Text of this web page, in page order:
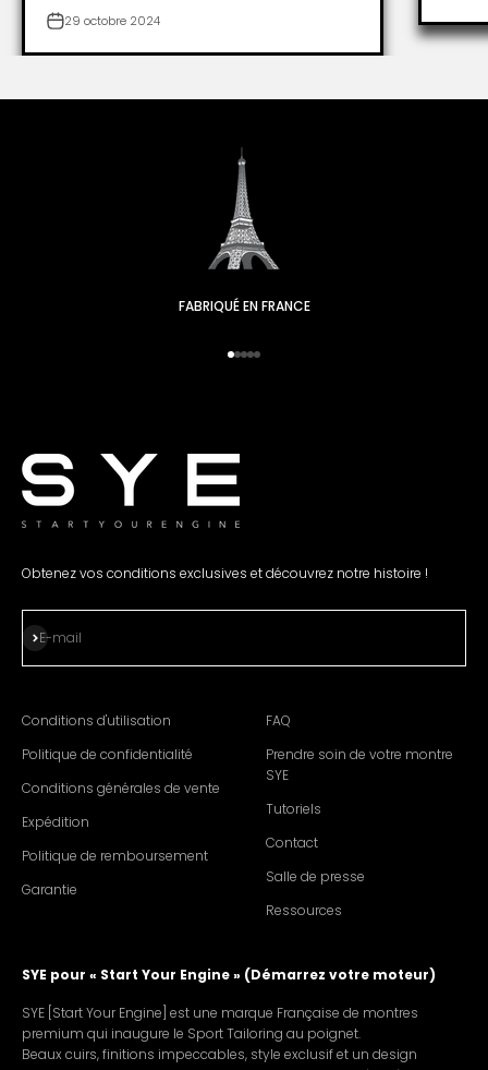
29 octobre 2024
FABRIQUÉ EN FRANCE
Aller à l'élément 1
Passez à l'élément 2
Passez à l'élément 3.
Passez à l'élément 4.
Passez à l'élément 5.
Obtenez vos conditions exclusives et découvrez notre histoire !
E-mail
S'abonner
Conditions d'utilisation
Politique de confidentialité
Conditions générales de vente
Expédition
Politique de remboursement
Garantie
FAQ
Prendre soin de votre montre
SYE
Tutoriels
Contact
Salle de presse
Ressources
SYE pour « Start Your Engine » (Démarrez votre moteur)
SYE [Start Your Engine] est une marque Française de montres
premium qui inaugure le Sport Tailoring au poignet.
Beaux cuirs, finitions impeccables, style exclusif et un design